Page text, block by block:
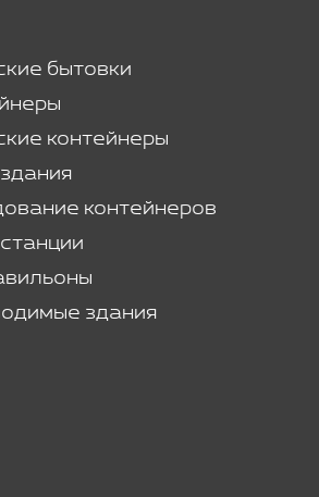
бытовки
контейнеры
контейнеров
здания